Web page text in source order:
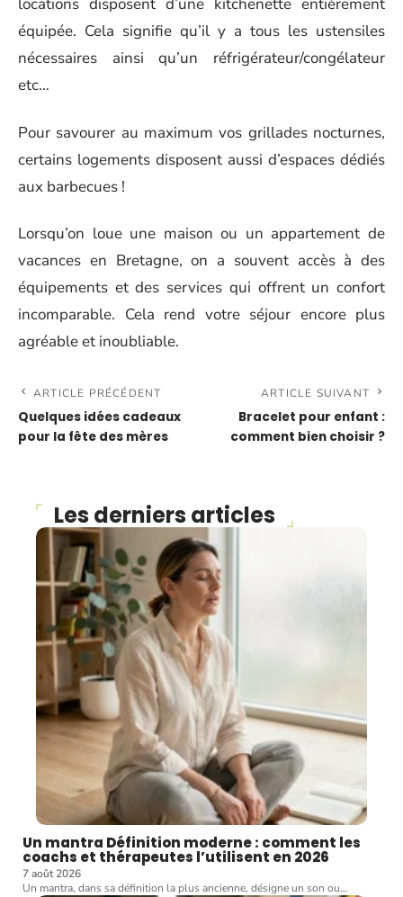
équipée. Cela signifie qu’il y a tous les ustensiles
nécessaires ainsi qu’un réfrigérateur/congélateur
etc…
Pour savourer au maximum vos grillades nocturnes,
certains logements disposent aussi d’espaces dédiés
aux barbecues !
Lorsqu’on loue une maison ou un appartement de
vacances en Bretagne, on a souvent accès à des
équipements et des services qui offrent un confort
incomparable. Cela rend votre séjour encore plus
agréable et inoubliable.
ARTICLE PRÉCÉDENT
Quelques idées cadeaux
pour la fête des mères
ARTICLE SUIVANT
Bracelet pour enfant :
comment bien choisir ?
Les derniers articles
Un mantra Définition moderne : comment les
coachs et thérapeutes l’utilisent en 2026
7 août 2026
Un mantra, dans sa définition la plus ancienne, désigne un son ou…